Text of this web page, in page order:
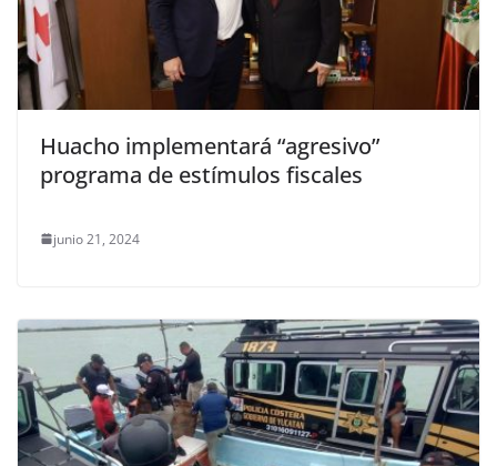
Huacho implementará “agresivo”
programa de estímulos fiscales
junio 21, 2024